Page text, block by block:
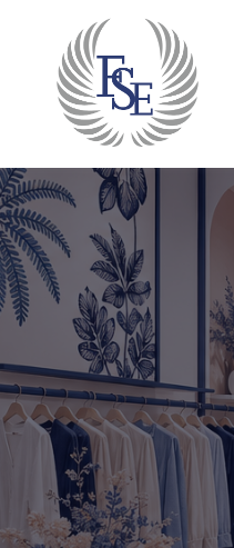
content